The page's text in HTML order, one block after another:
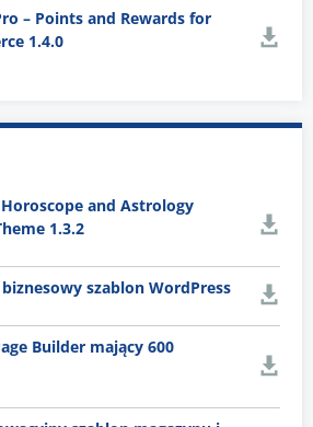
– Points and Rewards for
1.4.0
and Astrology
1.3.2
szablon WordPress
Builder mający 600